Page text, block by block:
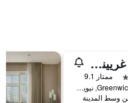
فندق ذا غريينيتش
ممتاز 9.1
377 Greenwich Street, نيويورك, NY, الولايات المتحدة الأميريكية